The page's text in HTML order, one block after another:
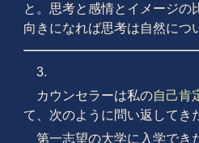
と。思考と感情とイメージの
向きになれば思考は自然につ
3.
カウンセラーは私の自己肯
て、次のように問い返してき
第一志望の大学に入学でき